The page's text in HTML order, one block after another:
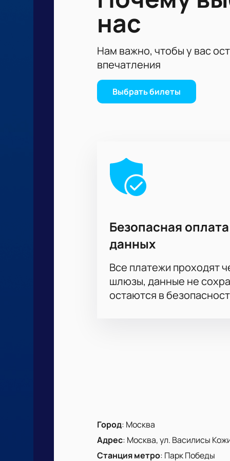
внимание приковано к
Лучшие бойцы из разных стран
Яркие новички, готовые
Поединки между
Площадка
Как купить билеты
Купить билеты на бой можно
ложи или сектора ближе к татами.
уточнить у менеджера по телефону.
Онлайн-бронирование:
Безопасная оплата прямо на
Консультация по телефону
Гибкая стоимость — от
Цена билетов на бой, условия
Выберите удобный сектор для
сделать посещение турнира
Билеты на Абсолютный
нас
Нам важно, чтобы у вас
впечатления
Выбрать билеты
Безопасная
данных
Все платежи проходят
шлюзы, данные не
остаются в
Город: Москва
Адрес: Москва, ул. Василисы
Станция метро: Парк Победы